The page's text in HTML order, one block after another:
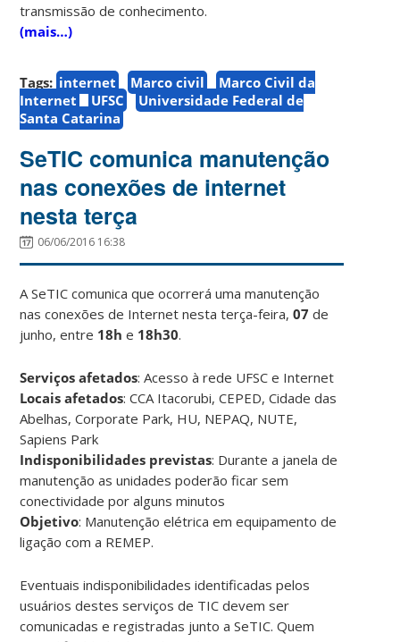
transmissão de conhecimento.
(mais…)
Tags: internet Marco civil
Marco Civil da
Internet
UFSC
Universidade Federal de
Santa Catarina
SeTIC comunica manutenção
nas conexões de internet
nesta terça
06/06/2016 16:38
A SeTIC comunica que ocorrerá uma manutenção
nas conexões de Internet nesta terça-feira,07 de
junho, entre 18h e 18h30.
Serviços afetados: Acesso à rede UFSC e Internet
Locais afetados: CCA Itacorubi, CEPED, Cidade das
Abelhas, Corporate Park, HU, NEPAQ, NUTE,
Sapiens Park
Indisponibilidades previstas: Durante a janela de
manutenção as unidades poderão ficar sem
conectividade por alguns minutos
Objetivo: Manutenção elétrica em equipamento de
ligação com a REMEP.
Eventuais indisponibilidades identificadas pelos
usuários destes serviços de TIC devem ser
comunicadas e registradas junto a SeTIC. Quem